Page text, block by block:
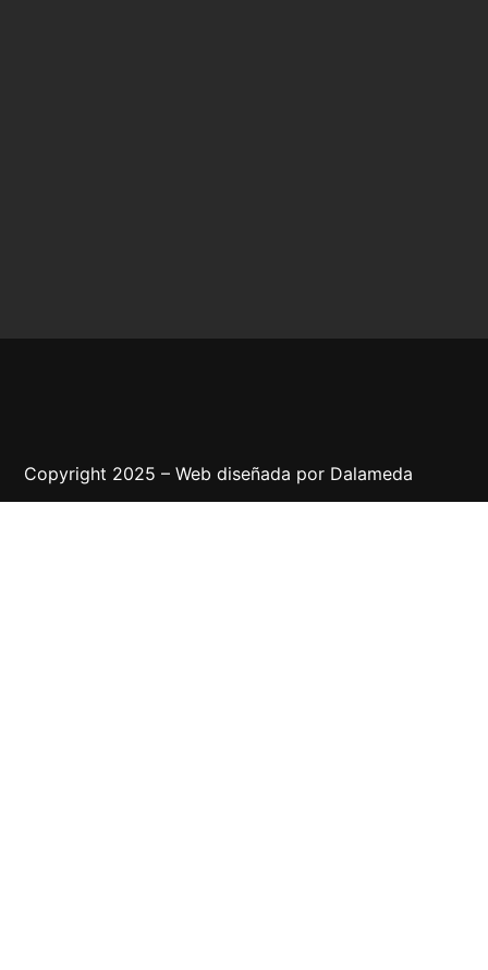
Copyright 2025 – Web diseñada por Dalameda